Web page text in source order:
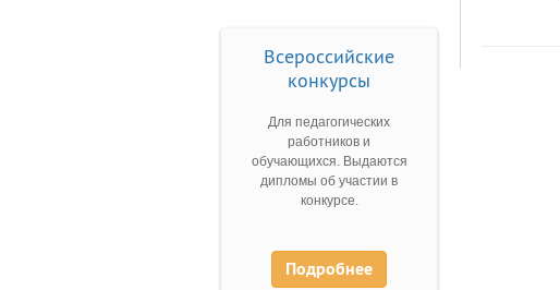
Всероссийские
конкурсы
Для педагогических
работников и
обучающихся. Выдаются
дипломы об участии в
конкурсе.
Подробнее